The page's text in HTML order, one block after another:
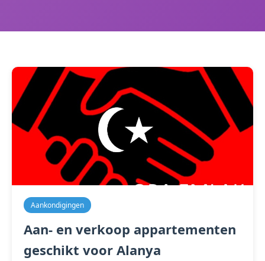
Aankondigingen
Aan- en verkoop appartementen
geschikt voor Alanya